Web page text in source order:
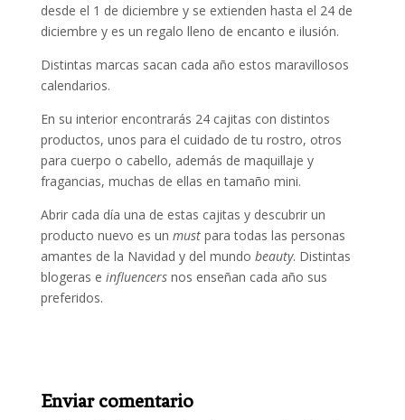
desde el 1 de diciembre y se extienden hasta el 24 de
diciembre y es un regalo lleno de encanto e ilusión.
Distintas marcas sacan cada año estos maravillosos
calendarios.
En su interior encontrarás 24 cajitas con distintos
productos, unos para el cuidado de tu rostro, otros
para cuerpo o cabello, además de maquillaje y
fragancias, muchas de ellas en tamaño mini.
Abrir cada día una de estas cajitas y descubrir un
producto nuevo es un mustpara todas las personas
amantes de la Navidad y del mundo beauty. Distintas
blogeras e influencersnos enseñan cada año sus
preferidos.
Enviar comentario